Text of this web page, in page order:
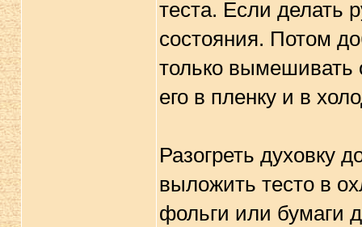
теста. Если делать
состояния. Потом
только вымешивать
его в пленку и в
Разогреть духовку
выложить тесто в
фольги или бумаги